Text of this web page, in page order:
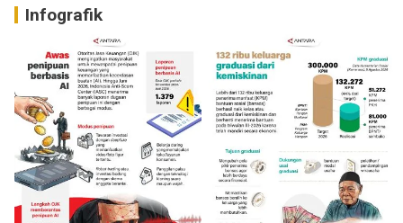
Infografik